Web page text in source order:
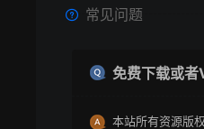
常见问题
免费下载或者
本站所有资源版